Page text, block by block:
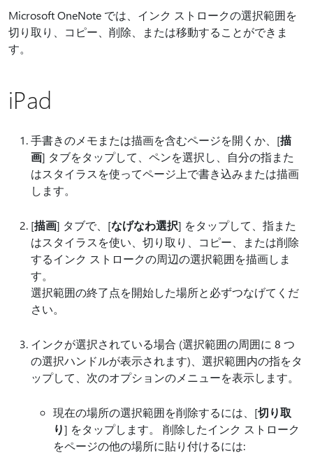
Microsoft OneNote では、インク ストロークの選択範囲を
切り取り、コピー、削除、または移動することができま
す。
iPad
手書きのメモまたは描画を含むページを開くか、[描
画] タブをタップして、ペンを選択し、自分の指また
はスタイラスを使ってページ上で書き込みまたは描画
します。
[描画] タブで、[なげなわ選択] をタップして、指また
はスタイラスを使い、切り取り、コピー、または削除
するインク ストロークの周辺の選択範囲を描画しま
す。
選択範囲の終了点を開始した場所と必ずつなげてくだ
さい。
インクが選択されている場合 (選択範囲の周囲に 8 つ
の選択ハンドルが表示されます)、選択範囲内の指をタ
ップして、次のオプションのメニューを表示します。
現在の場所の選択範囲を削除するには、[切り取
り] をタップします。 削除したインク ストローク
をページの他の場所に貼り付けるには: